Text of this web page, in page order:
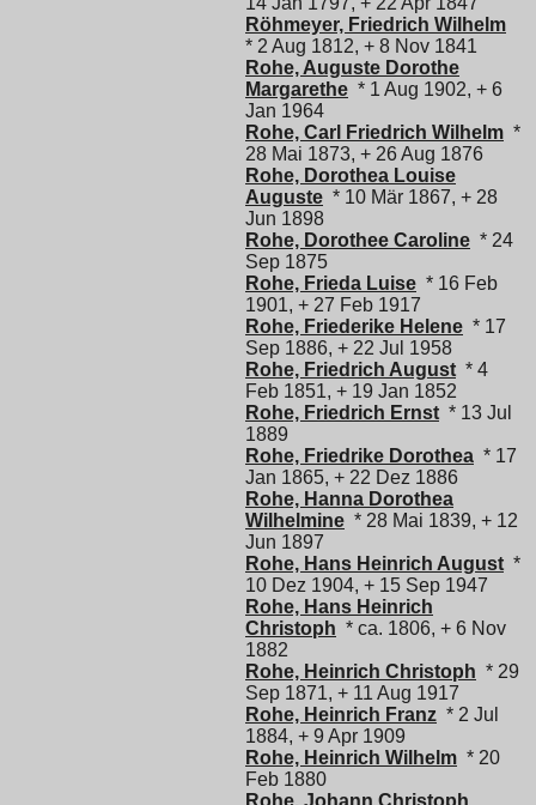
Röhmeyer, Friedrich Wilhelm
* 2 Aug 1812, + 8 Nov 1841
Rohe, Auguste Dorothe
Margarethe * 1 Aug 1902, + 6
Jan 1964
Rohe, Carl Friedrich Wilhelm *
28 Mai 1873, + 26 Aug 1876
Rohe, Dorothea Louise
Auguste * 10 Mär 1867, + 28
Jun 1898
Rohe, Dorothee Caroline * 24
Sep 1875
Rohe, Frieda Luise * 16 Feb
1901, + 27 Feb 1917
Rohe, Friederike Helene * 17
Sep 1886, + 22 Jul 1958
Rohe, Friedrich August * 4
Feb 1851, + 19 Jan 1852
Rohe, Friedrich Ernst * 13 Jul
1889
Rohe, Friedrike Dorothea * 17
Jan 1865, + 22 Dez 1886
Rohe, Hanna Dorothea
Wilhelmine * 28 Mai 1839, + 12
Jun 1897
Rohe, Hans Heinrich August *
10 Dez 1904, + 15 Sep 1947
Rohe, Hans Heinrich
Christoph * ca. 1806, + 6 Nov
1882
Rohe, Heinrich Christoph * 29
Sep 1871, + 11 Aug 1917
Rohe, Heinrich Franz * 2 Jul
1884, + 9 Apr 1909
Rohe, Heinrich Wilhelm * 20
Feb 1880